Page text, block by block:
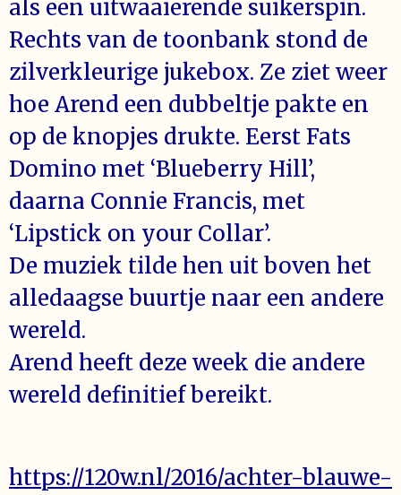
als een uitwaaierende suikerspin.
Rechts van de toonbank stond de
zilverkleurige jukebox. Ze ziet weer
hoe Arend een dubbeltje pakte en
op de knopjes drukte. Eerst Fats
Domino met ‘Blueberry Hill’,
daarna Connie Francis, met
‘Lipstick on your Collar’.
De muziek tilde hen uit boven het
alledaagse buurtje naar een andere
wereld.
Arend heeft deze week die andere
wereld definitief bereikt.
https://120w.nl/2016/achter-blauwe-